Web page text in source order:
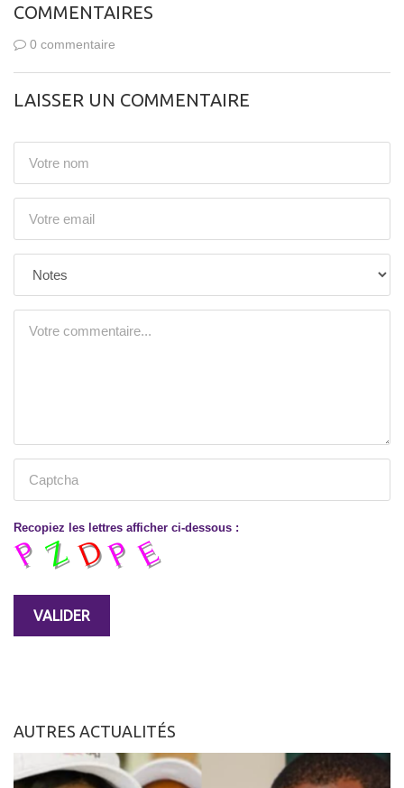
COMMENTAIRES
0 commentaire
LAISSER UN COMMENTAIRE
Recopiez les lettres afficher ci-dessous :
AUTRES ACTUALITÉS